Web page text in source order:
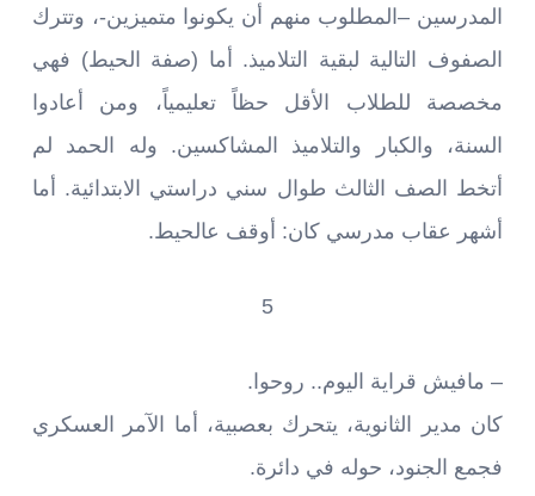
المدرسين –المطلوب منهم أن يكونوا متميزين-، وتترك
الصفوف التالية لبقية التلاميذ. أما (صفة الحيط) فهي
مخصصة للطلاب الأقل حظاً تعليمياً، ومن أعادوا
السنة، والكبار والتلاميذ المشاكسين. وله الحمد لم
أتخط الصف الثالث طوال سني دراستي الابتدائية. أما
أشهر عقاب مدرسي كان: أوقف عالحيط.
5
– مافيش قراية اليوم.. روحوا.
كان مدير الثانوية، يتحرك بعصبية، أما الآمر العسكري
فجمع الجنود، حوله في دائرة.